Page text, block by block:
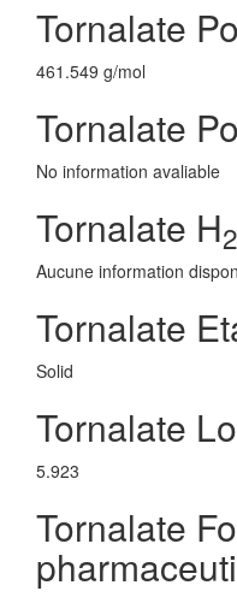
Tornalate
461.549 g/mol
Tornalate
No information avaliable
Tornalate H2
Aucune information
Tornalate
Solid
Tornalate
5.923
Tornalate